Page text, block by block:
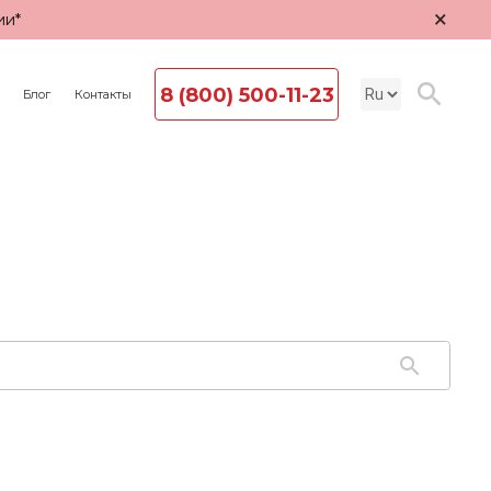
×
Блог Контакты 8 (800) 500-11-23